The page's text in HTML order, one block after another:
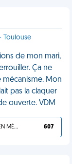
Toulouse
de mon mari,
Ça ne
mécanisme. Mon
pas la claquer
ouverte. VDM
TU L'AS BIEN MÉRITÉ 607